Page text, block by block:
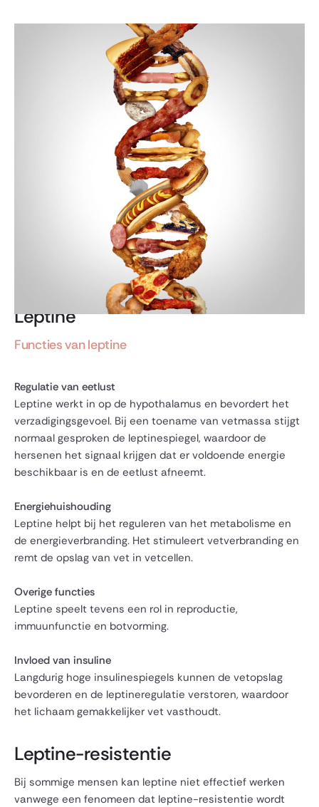
Leptine
Functies van leptine
Regulatie van eetlust
Leptine werkt in op de hypothalamus en bevordert het
verzadigingsgevoel. Bij een toename van vetmassa stijgt
normaal gesproken de leptinespiegel, waardoor de
hersenen het signaal krijgen dat er voldoende energie
beschikbaar is en de eetlust afneemt.
Energiehuishouding
Leptine helpt bij het reguleren van het metabolisme en
de energieverbranding. Het stimuleert vetverbranding en
remt de opslag van vet in vetcellen.
Overige functies
Leptine speelt tevens een rol in reproductie,
immuunfunctie en botvorming.
Invloed van insuline
Langdurig hoge insulinespiegels kunnen de vetopslag
bevorderen en de leptineregulatie verstoren, waardoor
het lichaam gemakkelijker vet vasthoudt.
Leptine-resistentie
Bij sommige mensen kan leptine niet effectief werken
vanwege een fenomeen dat leptine-resistentie wordt